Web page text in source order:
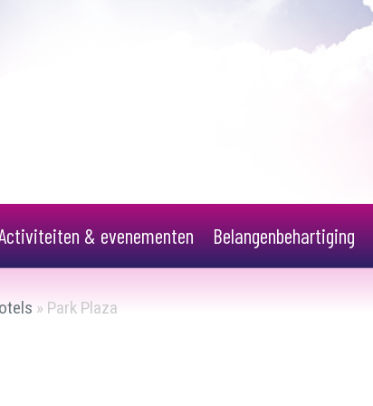
& evenementen Belangenbehartiging
» Park Plaza